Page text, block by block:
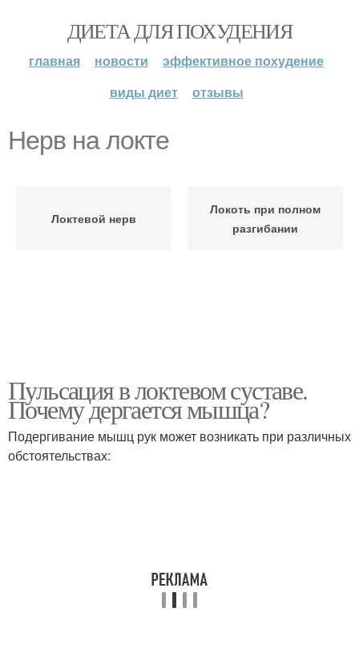
ДИЕТА ДЛЯ ПОХУДЕНИЯ
главная новости
эффективное похудение
виды диет
отзывы
Нерв на локте
Локтевой нерв
Локоть при полном
разгибании
Пульсация в локтевом суставе.
Почему дергается мышца?
Подергивание мышц рук может возникать при различных
обстоятельствах: